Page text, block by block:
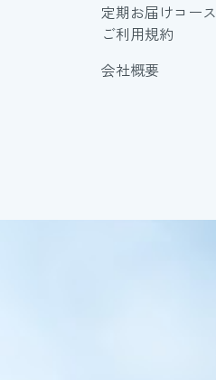
定期お届けコース
ご利用規約
会社概要